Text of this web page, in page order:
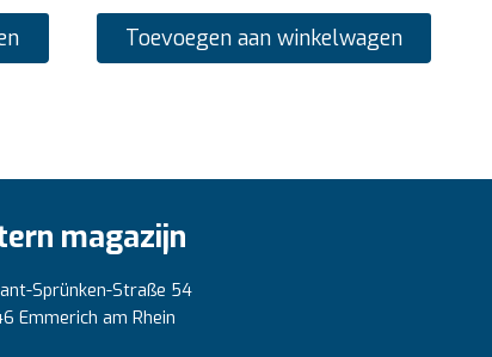
Toevoegen aan winkelwagen
magazijn
Sprünken-Straße 54
Emmerich am Rhein